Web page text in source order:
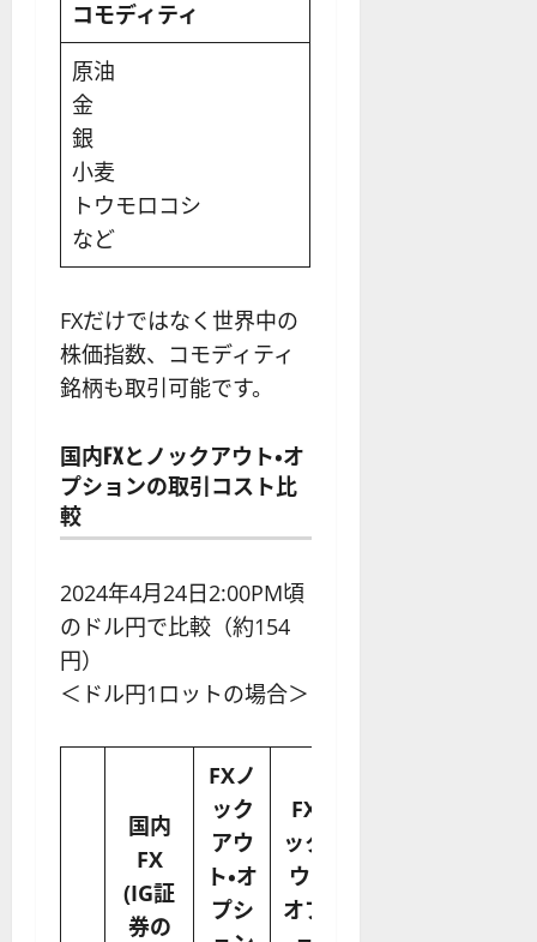
コモディティ
原油
金
銀
小麦
トウモロコシ
など
FXだけではなく世界中の
株価指数、コモディティ
銘柄も取引可能です。
国内FXとノックアウト・オ
プションの取引コスト比
較
2024年4月24日2:00PM頃
のドル円で比較（約154
円）
＜ドル円1ロットの場合＞
国内
FX
(IG証
券の
FXノ
ック
アウ
ト・オ
プシ
FXノ
ックア
ウト・
オプシ